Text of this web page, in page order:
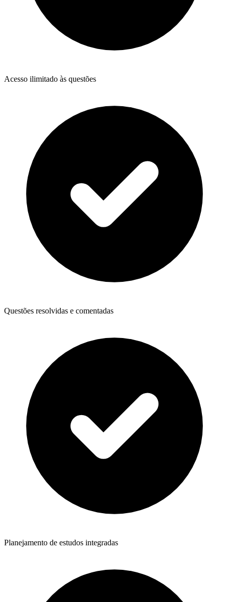
Acesso ilimitado às questões
Questões resolvidas e comentadas
Planejamento de estudos integradas